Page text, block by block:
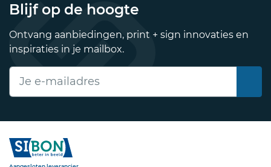
Blijf op de hoogte
Ontvang aanbiedingen, print + sign innovaties en
inspiraties in je mailbox.
E-mailadres
Sibon